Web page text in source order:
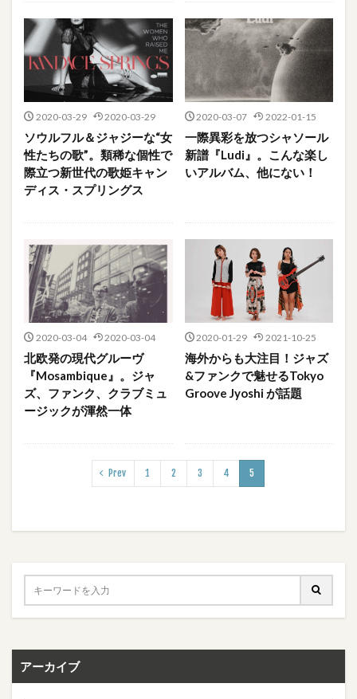
2020-03-29 2020-03-29
ソウルフル＆ジャジーな“女
性たちの歌”。類稀な個性で
際立つ新世代の歌姫キャン
ディス・スプリングス
2020-03-07 2022-01-15
一際異彩を放つシャソール
新譜『Ludi』。こんな楽し
いアルバム、他にない！
2020-03-04 2020-03-04
北欧発の現代グルーヴ
『Mosambique』。ジャ
ズ、ファンク、クラブミュ
ージックが渾然一体
2020-01-29 2021-10-25
海外からも大注目！ジャズ
&ファンクで魅せるTokyo
Groove Jyoshi が話題
Prev 1 2 3 4 5
アーカイブ